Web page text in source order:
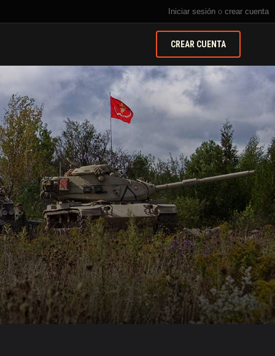
Iniciar sesión o crear cuenta
CREAR CUENTA